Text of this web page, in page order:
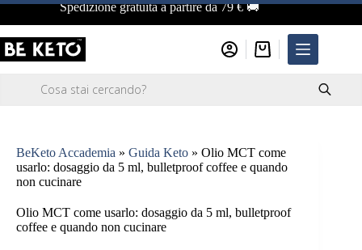
Salta
contenuto
Spedizione gratuita a partire da 79 € 🚚
Carrello
BeKeto Accademia » Guida Keto » Olio MCT come
usarlo: dosaggio da 5 ml, bulletproof coffee e quando
non cucinare
Olio MCT come usarlo: dosaggio da 5 ml, bulletproof
coffee e quando non cucinare